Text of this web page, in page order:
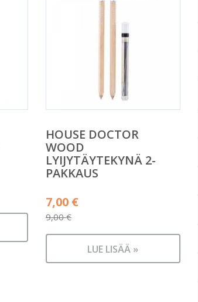
HOUSE DOCTOR
WOOD
LYIJYTÄYTEKYNÄ 2-
PAKKAUS
9,00€
Alkuperäinen
hinta
oli:
7,00 €
Nykyinen
on:
LUE LISÄÄ »